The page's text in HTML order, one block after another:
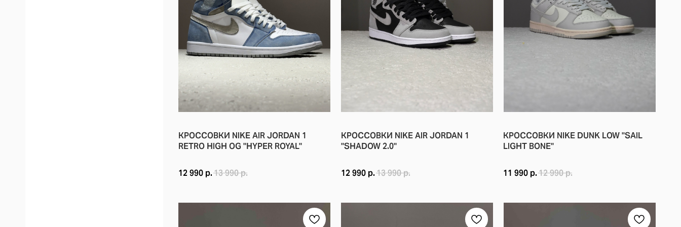
ПРОМЕЖУТОЧНАЯ ПОДОШВА: ПЕНА С ТЕХНОЛОГИЕЙ NIKE AIR ДЛЯ АМОРТИЗАЦИИ.
ПОДМЕТКА: КЛАССИЧЕСКАЯ РЕЗИНОВАЯ ПОДОШВА С ГЛУБОКИМ ПРОТЕКТОРОМ.
ЗАКЛЮЧЕНИЕ
NIKE AIR JORDAN 1 LOW "SHADOW BROWN" — ЭТО СТИЛЬ, МИНИМАЛИЗМ И ПРЕМИАЛЬНЫЕ МАТЕРИАЛЫ. ИХ ТЁПЛАЯ ОСЕННЯЯ
КРОССОВКИ NIKE AIR JORDAN 1
RETRO HIGH OG "HYPER ROYAL"
12 990 р.13 990р.
КРОССОВКИ NIKE AIR JORDAN 1
"SHADOW 2.0"
12 990 р.13 990р.
КРОССОВКИ NIKE DUNK LOW "SAIL
LIGHT BONE"
11 990 р. 12 990р.